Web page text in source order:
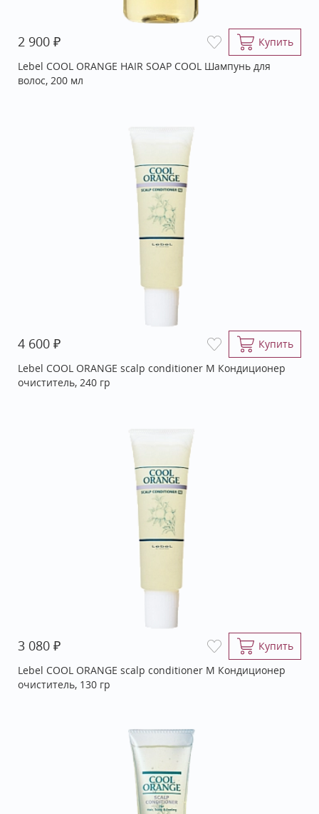
2 900 ₽
Купить
Lebel COOL ORANGE HAIR SOAP COOL Шампунь для
волос, 200 мл
4 600 ₽
Купить
Lebel COOL ORANGE scalp conditioner М Кондиционер
очиститель, 240 гр
3 080 ₽
Купить
Lebel COOL ORANGE scalp conditioner М Кондиционер
очиститель, 130 гр